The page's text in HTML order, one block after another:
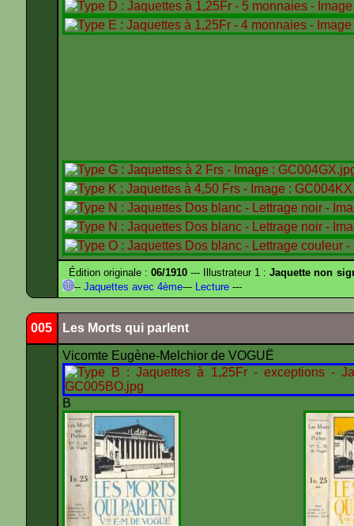
Édition originale :06/1910 --- Illustrateur 1 :Jaquette non
-- Jaquettes avec 4ème--- Lecture ---
005 Les Morts qui parlent
Vicomte Eugène-Melchior de VOGUË
B